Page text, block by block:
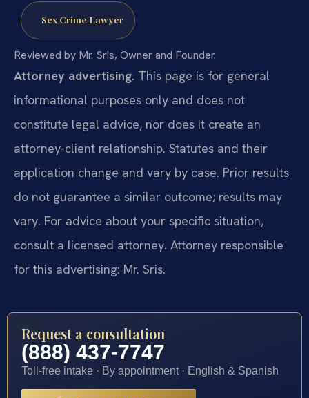
Sex Crime Lawyer
Reviewed by Mr. Sris, Owner and Founder.
Attorney advertising. This page is for general
informational purposes only and does not
constitute legal advice, nor does it create an
attorney-client relationship. Statutes and their
application change and vary by case. Prior results
do not guarantee a similar outcome; results may
vary. For advice about your specific situation,
consult a licensed attorney. Attorney responsible
for this advertising: Mr. Sris.
Request a consultation
(888) 437-7747
Toll-free intake · By appointment · English & Spanish